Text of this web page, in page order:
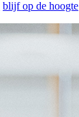
blijf op de hoogte